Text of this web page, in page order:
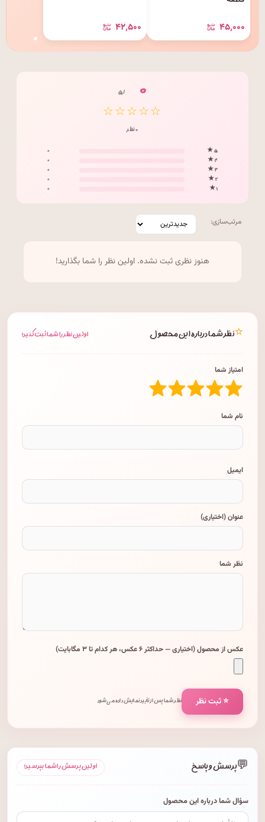
۴۵٬۰۰۰ ۴۲٬۵۰۰
۰ / ۵
☆☆☆☆☆
۰ نظر
۵ ★
۰
۴ ★
۰
۳ ★
۰
۲ ★
۰
۱ ★
۰
مرتب‌سازی:
هنوز نظری ثبت نشده. اولین نظر را شما بگذارید!
⭐نظر شما درباره این محصول اولین نظر را شما ثبت کنید!
امتیاز شما
نام شما
ایمیل
عنوان (اختیاری)
نظر شما
عکس از محصول (اختیاری — حداکثر ۶ عکس، هر کدام تا ۳ مگابایت)
⭐ ثبت نظر نظر شما پس از تأیید نمایش داده می‌شود.
💬پرسش و پاسخ اولین پرسش را شما بپرسید!
سؤال شما درباره این محصول